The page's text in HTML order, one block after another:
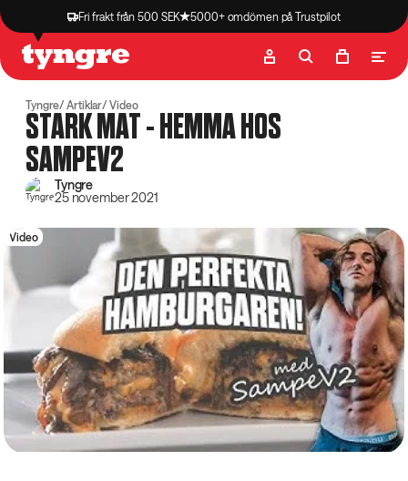
Fri frakt från 500 SEK 5000+ omdömen på Trustpilot
Butik Recept
Tyngre Artiklar Video
STARK MAT - HEMMA HOS
SAMPEV2
Tyngre
25 november 2021
Video